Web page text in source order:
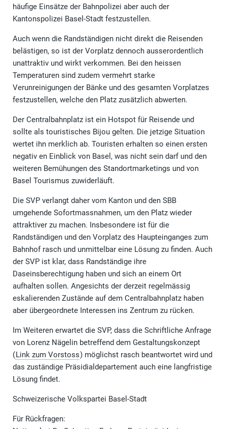
häufige Einsätze der Bahnpolizei aber auch der
Kantonspolizei Basel-Stadt festzustellen.
Auch wenn die Randständigen nicht direkt die Reisenden
belästigen, so ist der Vorplatz dennoch ausserordentlich
unattraktiv und wirkt verkommen. Bei den heissen
Temperaturen sind zudem vermehrt starke
Verunreinigungen der Bänke und des gesamten Vorplatzes
festzustellen, welche den Platz zusätzlich abwerten.
Der Centralbahnplatz ist ein Hotspot für Reisende und
sollte als touristisches Bijou gelten. Die jetzige Situation
wertet ihn merklich ab. Touristen erhalten so einen ersten
negativ en Einblick von Basel, was nicht sein darf und den
weiteren Bemühungen des Standortmarketings und von
Basel Tourismus zuwiderläuft.
Die SVP verlangt daher vom Kanton und den SBB
umgehende Sofortmassnahmen, um den Platz wieder
attraktiver zu machen. Insbesondere ist für die
Randständigen und den Vorplatz des Haupteinganges zum
Bahnhof rasch und unmittelbar eine Lösung zu finden. Auch
der SVP ist klar, dass Randständige ihre
Daseinsberechtigung haben und sich an einem Ort
aufhalten sollen. Angesichts der derzeit regelmässig
eskalierenden Zustände auf dem Centralbahnplatz haben
aber übergeordnete Interessen ins Zentrum zu rücken.
Im Weiteren erwartet die SVP, dass die Schriftliche Anfrage
von Lorenz Nägelin betreffend dem Gestaltungskonzept
(Link zum Vorstoss) möglichst rasch beantwortet wird und
das zuständige Präsidialdepartement auch eine langfristige
Lösung findet.
Schweizerische Volkspartei Basel-Stadt
Für Rückfragen: